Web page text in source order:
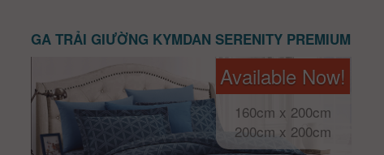
GA TRẢI GIƯỜNG KYMDAN SERENITY PREMIUM
Available Now!
160cm x 200cm
200cm x 200cm